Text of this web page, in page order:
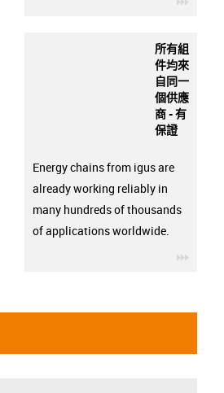
所有組
件均來
自同一
個供應
商 - 有
保證
Energy chains from igus are
already working reliably in
many hundreds of thousands
of applications worldwide.